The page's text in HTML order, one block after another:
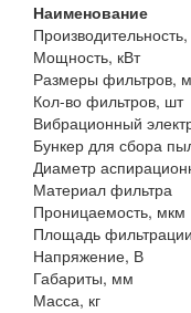
Наименование
Мощность, кВт
Размеры фильтров,
Кол-во фильтров, шт
Вибрационный
Бункер для сбора
Диаметр
Материал фильтра
Проницаемость, мкм
Площадь
Напряжение, В
Габариты, мм
Масса, кг